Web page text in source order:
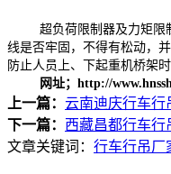
超负荷限制器及力矩限制
线是否牢固，不得有松动，
防止人员上、下起重机桥架
网址；http://
上一篇： 云南迪庆行车行
下一篇： 西藏昌都行车行
文章关键词： 行车行吊厂